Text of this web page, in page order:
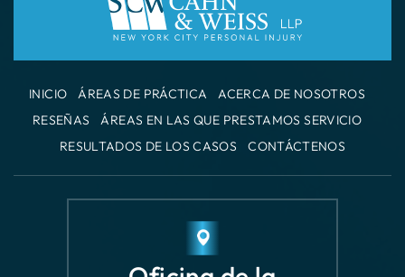
ÁREAS DE PRÁCTICA
ACERCA DE NOSOTROS
ÁREAS EN LAS QUE PRESTAMOS SERVICIO
RESULTADOS DE LOS CASOS
CONTÁCTENOS
Oficina de la
Ciudad de Nueva
York